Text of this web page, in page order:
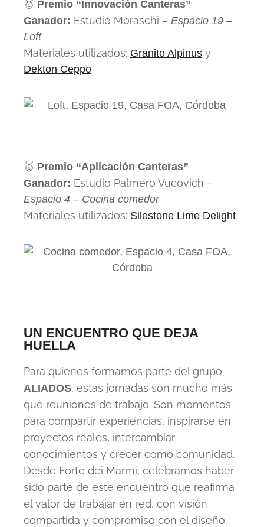
🥇 Premio “Innovación Canteras”
Ganador: Estudio Moraschi – Espacio 19 –
Loft
Materiales utilizados: Granito Alpinus y
Dekton Ceppo
🥇 Premio “Aplicación Canteras”
Ganador: Estudio Palmero Vucovich –
Espacio 4 – Cocina comedor
Materiales utilizados: Silestone Lime Delight
UN ENCUENTRO QUE DEJA
HUELLA
Para quienes formamos parte del grupo
ALIADOS, estas jornadas son mucho más
que reuniones de trabajo. Son momentos
para compartir experiencias, inspirarse en
proyectos reales, intercambiar
conocimientos y crecer como comunidad.
Desde Forte dei Marmi, celebramos haber
sido parte de este encuentro que reafirma
el valor de trabajar en red, con visión
compartida y compromiso con el diseño.